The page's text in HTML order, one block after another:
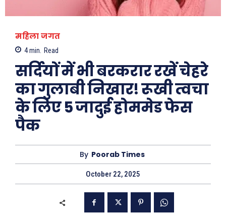
महिला जगत
4min. Read
सर्दियों में भी बरकरार रखें चेहरे
का गुलाबी निखार! रूखी त्वचा
के लिए 5 जादुई होममेड फेस
पैक
By Poorab Times
October 22, 2025